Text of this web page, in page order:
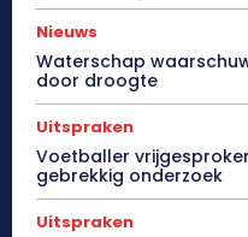
Nieuws
Waterschap
door droogte
Uitspraken
Voetballer
gebrekkig onderzoek
Uitspraken